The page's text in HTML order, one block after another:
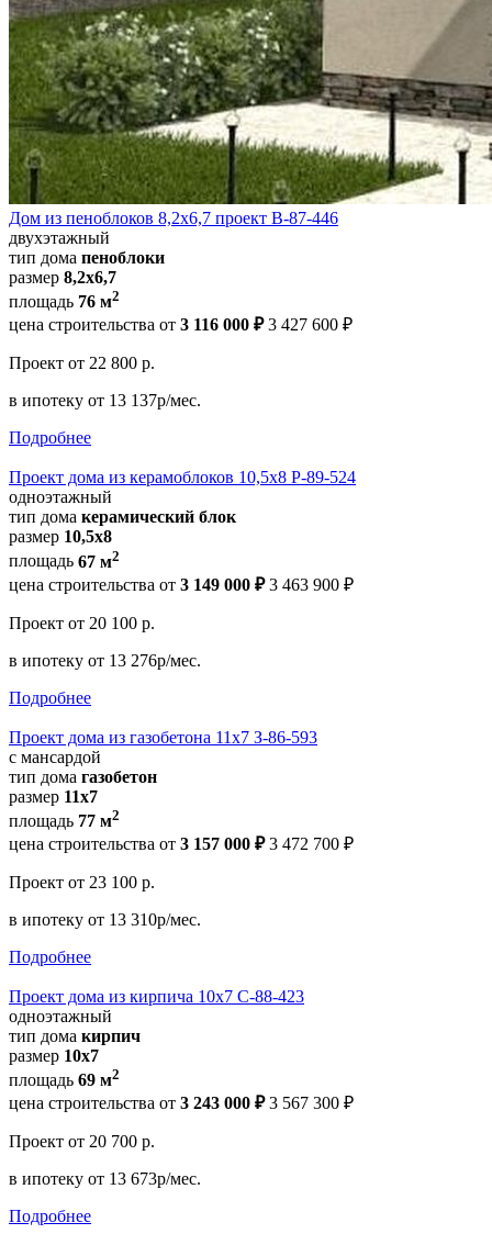
Дом из пеноблоков 8,2х6,7 проект В-87-446
двухэтажный
тип дома пеноблоки
размер 8,2х6,7
площадь 76 м2
цена строительства от 3 116 000 ₽ 3 427 600 ₽
Проект от 22 800 р.
в ипотеку от 13 137р/мес.
Подробнее
Проект дома из керамоблоков 10,5х8 Р-89-524
одноэтажный
тип дома керамический блок
размер 10,5х8
площадь 67 м2
цена строительства от 3 149 000 ₽ 3 463 900 ₽
Проект от 20 100 р.
в ипотеку от 13 276р/мес.
Подробнее
Проект дома из газобетона 11х7 З-86-593
с мансардой
тип дома газобетон
размер 11х7
площадь 77 м2
цена строительства от 3 157 000 ₽ 3 472 700 ₽
Проект от 23 100 р.
в ипотеку от 13 310р/мес.
Подробнее
Проект дома из кирпича 10х7 С-88-423
одноэтажный
тип дома кирпич
размер 10х7
площадь 69 м2
цена строительства от 3 243 000 ₽ 3 567 300 ₽
Проект от 20 700 р.
в ипотеку от 13 673р/мес.
Подробнее